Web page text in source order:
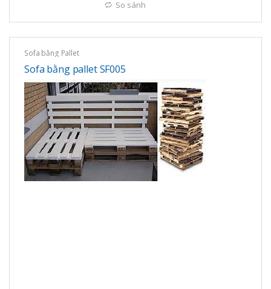
So sánh
Sofa bằng Pallet
Sofa bằng pallet SF005